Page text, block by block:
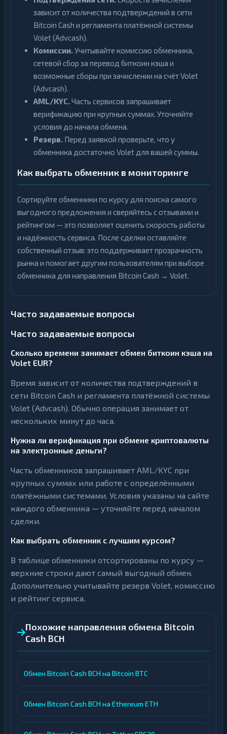
зависит от количества подтверждений в сети
Bitcoin Cash и регламента платёжной системы
Volet (Advcash).
Комиссии.Учитывайте комиссию обменника,
сетевой сбор за перевод биткоин кэша и
возможные сборы при зачислении на счёт Volet
(Advcash).
AML/KYC.Часть сервисов запрашивает
верификацию при крупных суммах. Уточняйте
условия до начала обмена.
Резерв. Перед заявкой проверьте, что у
обменника достаточно Volet для вашей суммы.
Как выбрать обменник в мониторинге
Сортируйте обменники по курсу для поиска самого
выгодного предложения и сверяйтесь с отзывами и
рейтингом — это позволяет оценить скорость работы
и надёжность сервиса. После сделки оставляйте
собственный отзыв: это поддерживает прозрачность
рынка и помогает другим пользователям при выборе
обменника для направления Bitcoin Cash → Volet.
Часто задаваемые вопросы
Часто задаваемые вопросы
Сколько времени занимает обмен биткоин кэша на
Volet EUR?
Время зависит от количества подтверждений в
сети Bitcoin Cash и регламента платёжной системы
Volet (Advcash). Обычно операция занимает от
нескольких минут до часа.
Нужна ли верификация при обмене криптовалюты
на электронные деньги?
Часть обменников запрашивает AML/KYC при
крупных суммах или работе с определёнными
платёжными системами. Условия указаны на сайте
каждого обменника — уточняйте перед началом
сделки.
Как выбрать обменник с лучшим курсом?
В таблице обменники отсортированы по курсу —
верхние строки дают самый выгодный обмен.
Дополнительно учитывайте резерв Volet, комиссию
и рейтинг сервиса.
Похожие направления обмена Bitcoin
Cash BCH
Обмен Bitcoin Cash BCH на Bitcoin BTC
Обмен Bitcoin Cash BCH на Ethereum ETH